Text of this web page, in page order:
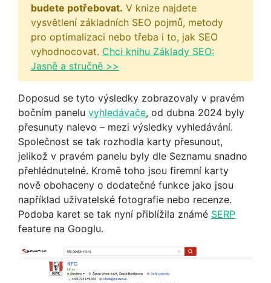
budete potřebovat. V knize najdete
vysvětlení základních SEO pojmů, metody
pro optimalizaci nebo třeba i to, jak SEO
vyhodnocovat. Chci knihu Základy SEO:
Jasně a stručně >>
Doposud se tyto výsledky zobrazovaly v pravém
bočním panelu vyhledávače, od dubna 2024 byly
přesunuty nalevo – mezi výsledky vyhledávání.
Společnost se tak rozhodla karty přesunout,
jelikož v pravém panelu byly dle Seznamu snadno
přehlédnutelné. Kromě toho jsou firemní karty
nově obohaceny o dodatečné funkce jako jsou
například uživatelské fotografie nebo recenze.
Podoba karet se tak nyní přiblížila známé SERP
feature na Googlu.